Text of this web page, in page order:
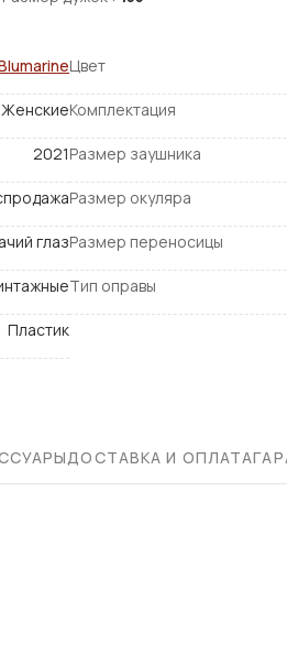
Женские
2021
глаз
Пластик
Цвет
Комплектация
Размер заушника
Размер окуляра
Размер переносицы
Тип оправы
ДОСТАВКА И ОПЛАТА